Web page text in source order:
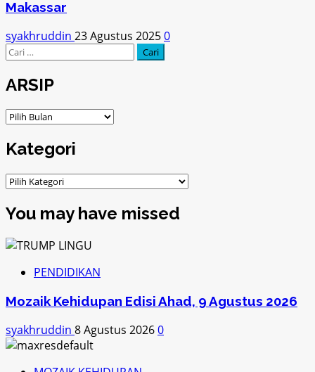
Makassar
syakhruddin 23 Agustus 20250
Cari
untuk:
ARSIP
ARSIP
Kategori
Kategori
You may have missed
PENDIDIKAN
Mozaik Kehidupan Edisi Ahad, 9 Agustus 2026
syakhruddin 8 Agustus 20260